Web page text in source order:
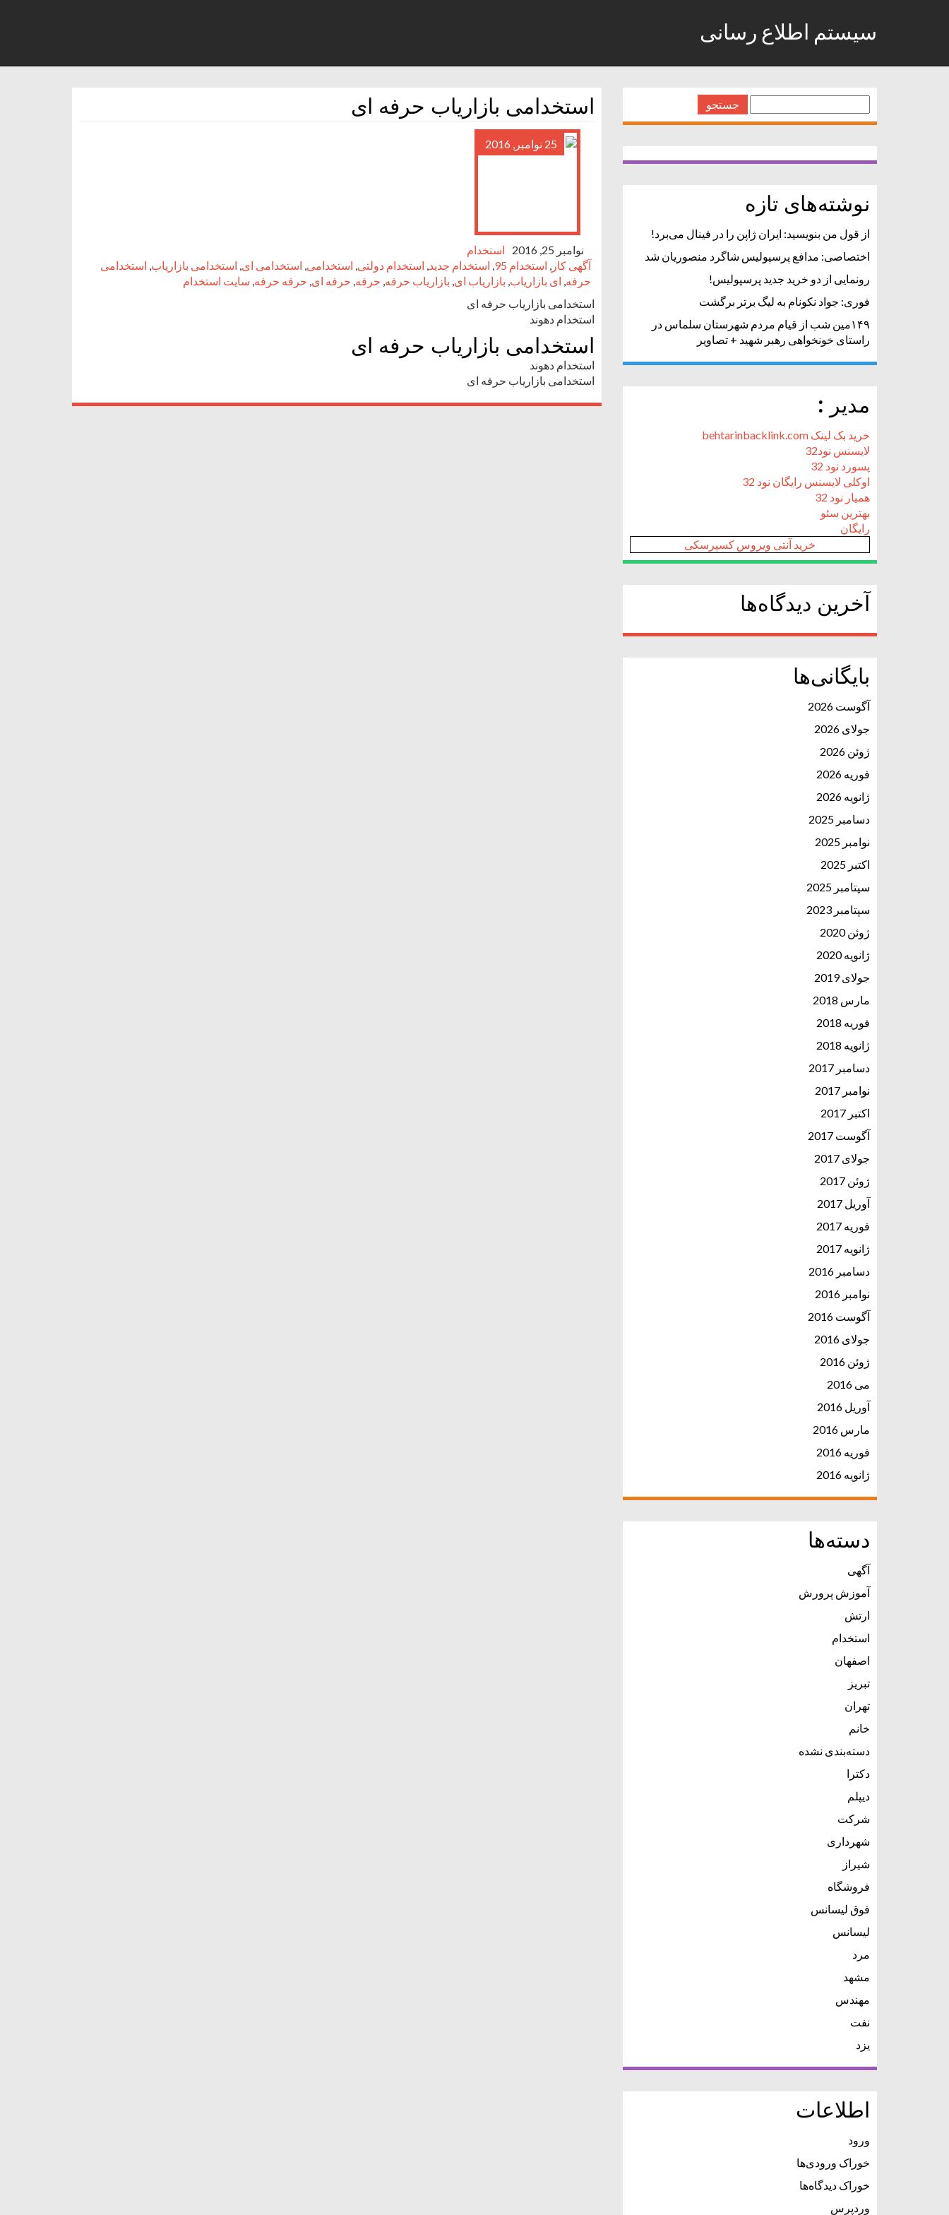
سیستم اطلاع رسانی
استخدامی بازاریاب حرفه ای
25 نوامبر, 2016
نوامبر 25, 2016
استخدام
آگهی کار , استخدام 95 , استخدام جدید, استخدام دولتی, استخدامی, استخدامی ای, استخدامی بازاریاب, استخدامی
حرفه, ای بازاریاب, بازاریاب ای, بازاریاب حرفه, حرفه, حرفه ای, حرفه حرفه, سایت استخدام
استخدامی بازاریاب حرفه ای
استخدام دهوند
استخدامی بازاریاب حرفه ای
استخدام دهوند
استخدامی بازاریاب حرفه ای
برای:
نوشته‌های تازه
از قول من بنویسید: ایران ژاپن را در فینال می‌برد!
اختصاصی: مدافع پرسپولیس شاگرد منصوریان شد
رونمایی از دو خرید جدید پرسپولیس!
فوری: جواد نکونام به لیگ برتر برگشت
۱۴۹مین شب از قیام مردم شهرستان سلماس در
راستای خونخواهی رهبر شهید + تصاویر
مدیر :
خرید بک لینک behtarinbacklink.com
لایسنس نود32
پسورد نود 32
اوکلی لایسنس رایگان نود 32
همیار نود 32
بهترین سئو
رایگان
خرید آنتی ویروس کسپرسکی
آخرین دیدگاه‌ها
بایگانی‌ها
آگوست 2026
جولای 2026
ژوئن 2026
فوریه 2026
ژانویه 2026
دسامبر 2025
نوامبر 2025
اکتبر 2025
سپتامبر 2025
سپتامبر 2023
ژوئن 2020
ژانویه 2020
جولای 2019
مارس 2018
فوریه 2018
ژانویه 2018
دسامبر 2017
نوامبر 2017
اکتبر 2017
آگوست 2017
جولای 2017
ژوئن 2017
آوریل 2017
فوریه 2017
ژانویه 2017
دسامبر 2016
نوامبر 2016
آگوست 2016
جولای 2016
ژوئن 2016
می 2016
آوریل 2016
مارس 2016
فوریه 2016
ژانویه 2016
دسته‌ها
آگهی
آموزش پرورش
ارتش
استخدام
اصفهان
تبریز
تهران
خانم
دسته‌بندی نشده
دکترا
دیپلم
شرکت
شهرداری
شیراز
فروشگاه
فوق لیسانس
لیسانس
مرد
مشهد
مهندس
نفت
یزد
اطلاعات
ورود
خوراک ورودی‌ها
خوراک دیدگاه‌ها
وردپرس